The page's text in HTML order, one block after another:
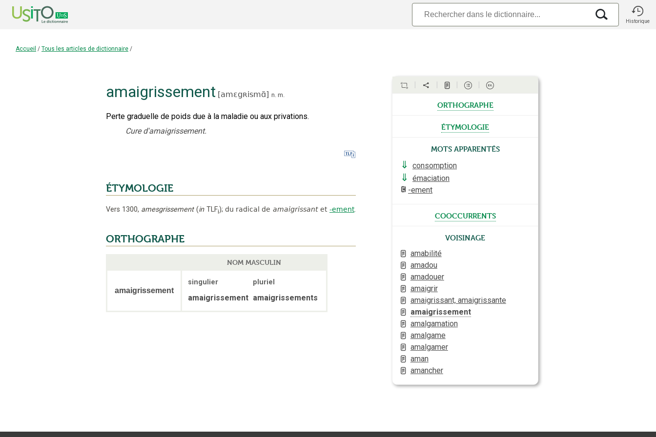
Historique
Accueil / Tous les articles de dictionnaire /
amaigrissement [amɛgʀismɑ̃] n. m.
Perte graduelle de poids due à la maladie ou aux privations.
Cure d'amaigrissement.
ÉTYMOLOGIE
Vers 1300, amesgrissement (in TLFi); du radical de amaigrissant et -ement.
ORTHOGRAPHE
NOM MASCULIN
amaigrissement
singulier pluriel
amaigrissement amaigrissements
orthographe
étymologie
Mots apparentés
⇓
consomption
⇓
émaciation
-ement
cooccurrents
Voisinage
amabilité
amadou
amadouer
amaigrir
amaigrissant, amaigrissante
amaigrissement
amalgamation
amalgame
amalgamer
aman
amancher